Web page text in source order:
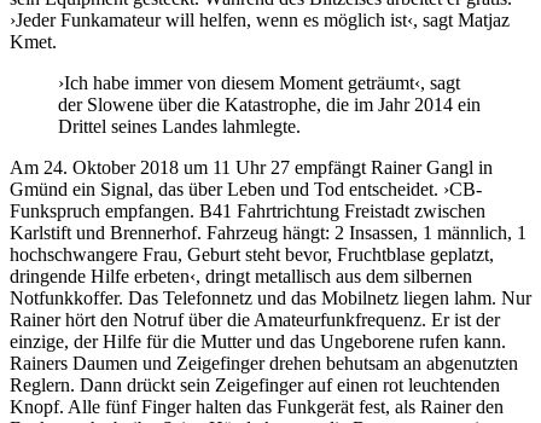
›Jeder Funkamateur will helfen, wenn es möglich ist‹, sagt Matjaz
Kmet.
›Ich habe immer von diesem Moment geträumt‹, sagt
der Slowene über die Katastrophe, die im Jahr 2014 ein
Drittel seines Landes lahmlegte.
Am 24. Oktober 2018 um 11 Uhr 27 empfängt Rainer Gangl in
Gmünd ein Signal, das über Leben und Tod entscheidet. ›CB-
Funkspruch empfangen. B41 Fahrtrichtung Freistadt zwischen
Karlstift und Brennerhof. Fahrzeug hängt: 2 Insassen, 1 männlich, 1
hochschwangere Frau, Geburt steht bevor, Fruchtblase geplatzt,
dringende Hilfe erbeten‹, dringt metallisch aus dem silbernen
Notfunkkoffer. Das Telefonnetz und das Mobilnetz liegen lahm. Nur
Rainer hört den Notruf über die Amateurfunkfrequenz. Er ist der
einzige, der Hilfe für die Mutter und das Ungeborene rufen kann.
Rainers Daumen und Zeigefinger drehen behutsam an abgenutzten
Reglern. Dann drückt sein Zeigefinger auf einen rot leuchtenden
Knopf. Alle fünf Finger halten das Funkgerät fest, als Rainer den